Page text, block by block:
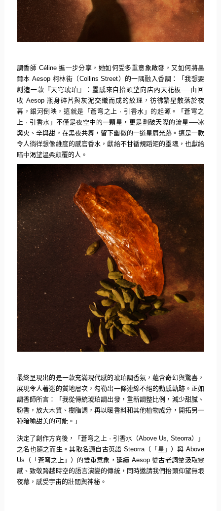
調香師 Céline進一步分享，她如何受多重意象啟發，又如何將墨
爾本 Aesop 柯林街（Collins Street）的一隅融入香調：「我想要
創造一款『天穹琥珀』： 靈感來自抬頭望向店內天花板──由回
收 Aesop 瓶身碎片與灰泥交織而成的紋理，彷彿繁星散落於夜
幕，銀河倒映，這就是「蒼穹之上 · 引香水」的起源。「蒼穹之
上 · 引香水」不僅是夜空中的一顆星，更是劃破天際的流星──冰
與火、辛與甜，在黑夜共舞，留下幽微的一道星屑光跡。 這是一款
令人徜徉想像維度的感官香水，獻給不甘循規蹈矩的靈魂， 也獻給
暗中渴望溫柔顛覆的人。
最終呈現出的是一款充滿現代感的琥珀調香氛，蘊含奇幻與驚喜，
展現令人著迷的質地層次，勾勒出一條連綿不絕的動感軌跡。 正如
調香師所言：「我從傳統琥珀調出發，重新調整比例， 減少甜膩、
粉香，放大木質、樹脂調，再以暖香料和其他植物成分， 開拓另一
種暗喻甜美的可能。」
決定了創作方向後，「蒼穹之上 · 引香水（Above Us, Steorra）」
之名也隨之而生。其取名源自古英語 Steorra（「星」）與 Above
Us （「蒼穹之上」）的雙重意象，延續 Aesop從古老詞彙汲取靈
感、致敬跨越時空的語言演變的傳統， 同時邀請我們抬頭仰望無垠
夜幕，感受宇宙的壯闊與神秘。